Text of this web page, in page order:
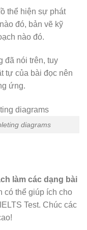
thể hiện sự phát
đó, bản vẽ kỹ
nào đó.
đã nói trên, tuy
tự của bài đọc nên
ứng.
diagrams
làm các dạng bài
có thể giúp ích cho
Test. Chúc các